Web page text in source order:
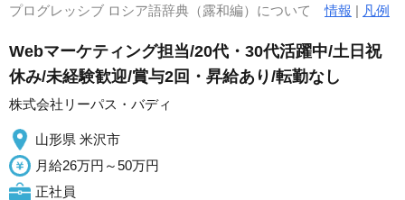
プログレッシブ ロシア語辞典（露和編）について情報 | 凡例
Webマーケティング担当/20代・30代活躍中/土日祝
休み/未経験歓迎/賞与2回・昇給あり/転勤なし
株式会社リーパス・バディ
山形県 米沢市
月給26万円～50万円
正社員